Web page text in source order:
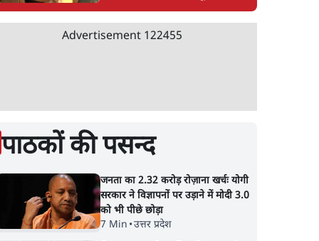
Advertisement 122455
पाठकों की पसन्द
जनता का 2.32 करोड़ रोज़ाना खर्चः योगी
सरकार ने विज्ञापनों पर उड़ाने में मोदी 3.0
को भी पीछे छोड़ा
7 Min •उत्तर प्रदेश